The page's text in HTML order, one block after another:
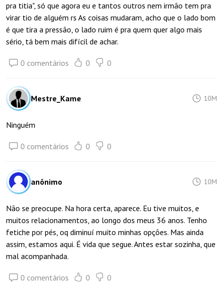
pra titia", só que agora eu e tantos outros nem irmão tem pra
virar tio de alguém rs As coisas mudaram, acho que o lado bom
é que tira a pressão, o lado ruim é pra quem quer algo mais
sério, tá bem mais difícil de achar.
0 comentários 0 0
Mestre_Kame 10M
Ninguém
0 comentários 0 0
anônimo 10M
Não se preocupe. Na hora certa, aparece. Eu tive muitos, e
muitos relacionamentos, ao longo dos meus 36 anos. Tenho
fetiche por pés, oq diminuí muito minhas opções. Mas ainda
assim, estamos aqui. É vida que segue. Antes estar sozinha, que
mal acompanhada.
0 comentários 0 0